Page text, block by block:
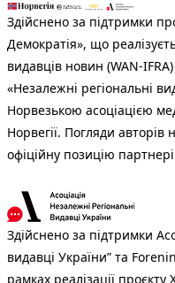
Здійснено за підтримки
Демократія», що
видавців новин (WAN-
«Незалежні регіональні
Норвезькою асоціацією
Норвегії. Погляди авторів
офіційну позицію
Здійснено за підтримки
видавці України” та
рамках реалізації